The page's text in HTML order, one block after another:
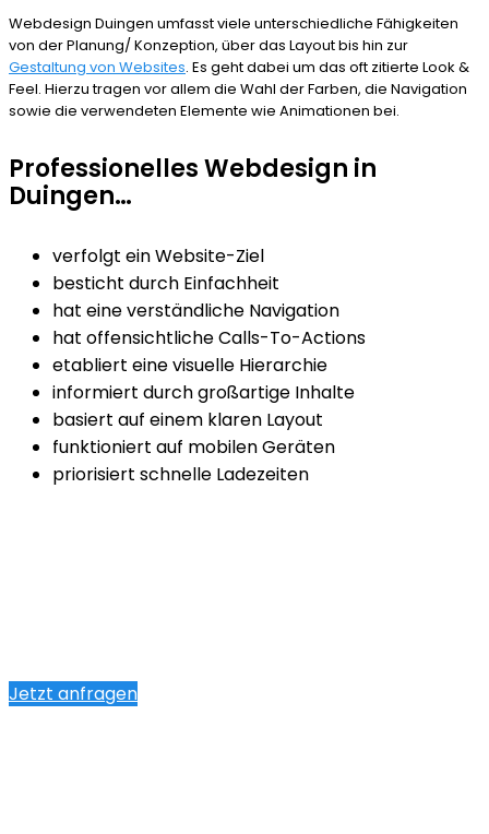
Webdesign Duingen umfasst viele unterschiedliche Fähigkeiten
von der Planung/ Konzeption, über das Layout bis hin zur
Gestaltung von Websites. Es geht dabei um das oft zitierte Look &
Feel. Hierzu tragen vor allem die Wahl der Farben, die Navigation
sowie die verwendeten Elemente wie Animationen bei.
Professionelles Webdesign in
Duingen…
verfolgt ein Website-Ziel
besticht durch Einfachheit
hat eine verständliche Navigation
hat offensichtliche Calls-To-Actions
etabliert eine visuelle Hierarchie
informiert durch großartige Inhalte
basiert auf einem klaren Layout
funktioniert auf mobilen Geräten
priorisiert schnelle Ladezeiten
Jetzt anfragen